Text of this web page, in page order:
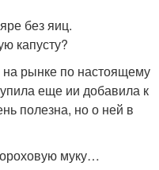
рынке по настоящему
еще ии добавила к
полезна, но о ней в
муку…